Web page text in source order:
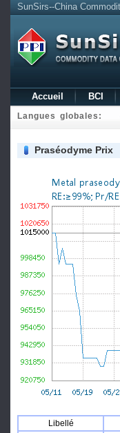
SunSirs--China
Accueil BCI
Langues globales:
Praséodyme Prix
Libellé